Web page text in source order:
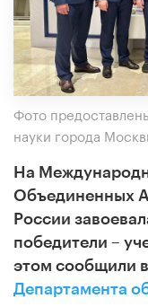
Фото
науки города
На
Объединенных
России
победители –
этом сообщили
Департамента